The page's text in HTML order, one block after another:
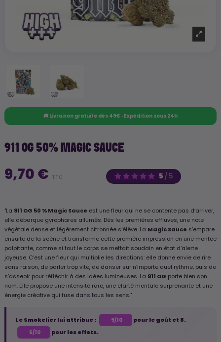
🚚 Livraison gratuite dès 49€ · Expédition sous 24h
911 OG 50% MAGIC SAUCE
5 / 5
9,70 € TTC
"La 911 OG 50 % Magic Sauce est une fleur qui ne se contente pas d’arriver,
elle débarque gyrophares allumés. Dès les premières effluves, une note
végétale dense et légèrement citronnée s’élève. La Magic Sauce s’empare
ensuite de la scène et transforme cette première impression en une montée
palpitante, comme si tout le corps se mettait soudain en état d’alerte
joyeuse. C’est une fleur qui multiplie les directions: elle donne envie de rire
sans raison, de parler trop vite, de danser sur n’importe quel rythme, puis de
s’asseoir pour réfléchir à des idées lumineuses. La 911 OG porte bien son
nom. Elle propose une intensité rare, une clarté mentale surprenante et une
énergie créative qui fuse dans tous les sens."
Le Smokelier lui attribue : 9/10 pour le goût et 8.
5/10 pour les effets.